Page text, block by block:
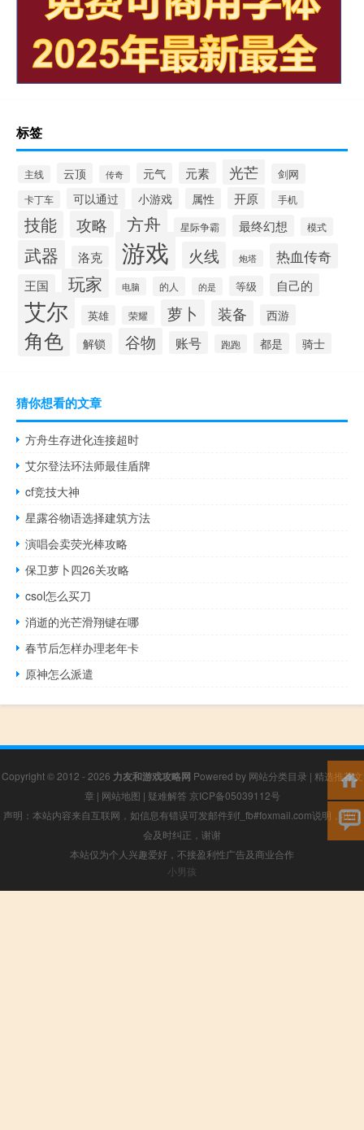
标签
主线 云顶 传奇 元气 元素 光芒 剑网
卡丁车 可以通过 小游戏 属性 开原 手机
技能 攻略 方舟 星际争霸 最终幻想 模式
武器 洛克 游戏 火线 炮塔 热血传奇
王国 玩家 电脑 的人 的是 等级 自己的
艾尔 英雄 荣耀 萝卜 装备 西游
角色 解锁 谷物 账号 跑跑 都是 骑士
猜你想看的文章
方舟生存进化连接超时
艾尔登法环法师最佳盾牌
cf竞技大神
星露谷物语选择建筑方法
演唱会卖荧光棒攻略
保卫萝卜四26关攻略
csol怎么买刀
消逝的光芒滑翔键在哪
春节后怎样办理老年卡
原神怎么派遣
Copyright © 2012 - 2026 力友和游戏攻略网 Powered by 网站分类目录 | 精选推荐文
章 | 网站地图 | 疑难解答 京ICP备05039112号
声明：本站内容来自互联网，如信息有错误可发邮件到f_fb#foxmail.com说明，我们
会及时纠正，谢谢
本站仅为个人兴趣爱好，不接盈利性广告及商业合作
小男孩